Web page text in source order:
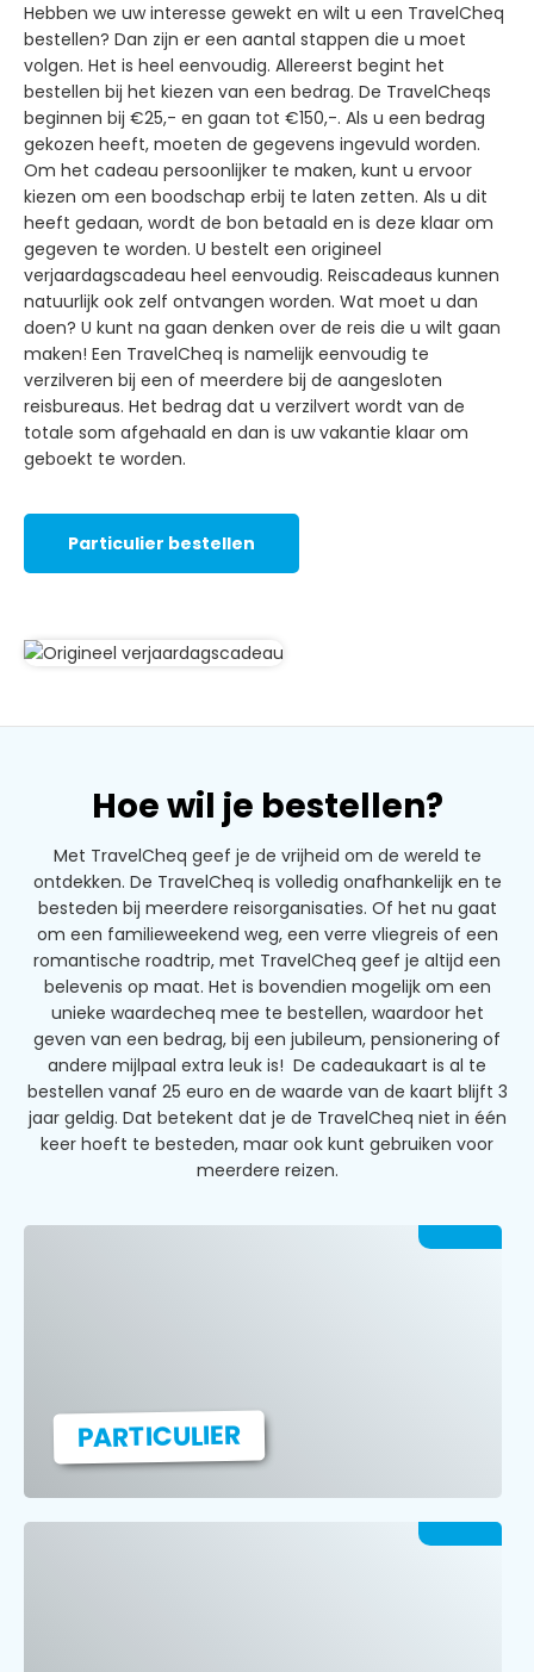
Hebben we uw interesse gewekt en wilt u een TravelCheq
bestellen? Dan zijn er een aantal stappen die u moet
volgen. Het is heel eenvoudig. Allereerst begint het
bestellen bij het kiezen van een bedrag. De TravelCheqs
beginnen bij €25,- en gaan tot €150,-. Als u een bedrag
gekozen heeft, moeten de gegevens ingevuld worden.
Om het cadeau persoonlijker te maken, kunt u ervoor
kiezen om een boodschap erbij te laten zetten. Als u dit
heeft gedaan, wordt de bon betaald en is deze klaar om
gegeven te worden. U bestelt een origineel
verjaardagscadeau heel eenvoudig. Reiscadeaus kunnen
natuurlijk ook zelf ontvangen worden. Wat moet u dan
doen? U kunt na gaan denken over de reis die u wilt gaan
maken! Een TravelCheq is namelijk eenvoudig te
verzilveren bij een of meerdere bij de aangesloten
reisbureaus. Het bedrag dat u verzilvert wordt van de
totale som afgehaald en dan is uw vakantie klaar om
geboekt te worden.
Particulier bestellen
Hoe wil je bestellen?
Met TravelCheq geef je de vrijheid om de wereld te
ontdekken. De TravelCheq is volledig onafhankelijk en te
besteden bij meerdere reisorganisaties. Of het nu gaat
om een familieweekend weg, een verre vliegreis of een
romantische roadtrip, met TravelCheq geef je altijd een
belevenis op maat. Het is bovendien mogelijk om een
unieke waardecheq mee te bestellen, waardoor het
geven van een bedrag, bij een jubileum, pensionering of
andere mijlpaal extra leuk is! De cadeaukaart is al te
bestellen vanaf 25 euro en de waarde van de kaart blijft 3
jaar geldig. Dat betekent dat je de TravelCheq niet in één
keer hoeft te besteden, maar ook kunt gebruiken voor
meerdere reizen.
PARTICULIER